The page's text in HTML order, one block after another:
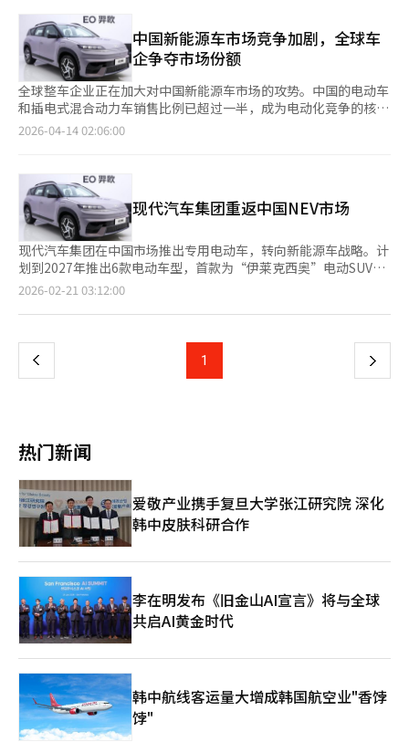
FAW相关负责人还介绍了未来汽车项目规划及采购政策。FAW方面
表示，韩中两国汽车产业虽然存在竞争关系，但同时也具有较强互
补性。在中国电动汽车产业加速转型背景下，双方企业应积极探索
合作共赢机会。 KOTRA中国地区本部长黄在元表示，虽然中国本
土汽车供应链体系已相当成熟，但在电动汽车转型过程中，汽车电
子、软件及轻量化材料等领域仍存在大量市场机会。KOTRA未来
将继续协助韩国未来汽车零部件企业扩大对华出口。
结构，展示软件如何完美控制硬件，强调汽车是“行驶的AI”。吉
利汽车集团的高端品牌极氪推出了最高功率1380马力的高端
SUV“8X”，小鹏则展示了应用Level 4自动驾驶技术的“GX”。
蔚来展示了整合了蔚来、Onbo、Firefly三个品牌的新车型，并推
出了搭载自研智能驾驶芯片的新款蔚来ES9、ET9等车型。传统强
者也在加速转型。梅赛德斯-奔驰展示了从马车到迈巴赫最新电动
车的品牌传承，并与中国华为合作的成果。宝马和奥迪也将与中国
Momenta、华为合作的自动驾驶技术应用于新车，赢得了掌声。
第一的电池企业CATL推出了6分27秒内充电至98%的第三代“神
行”电池，突破了充电速度的极限。比亚迪也展示了在零下30度以
下极端环境中，从电池10%充电至70%仅需5分钟的技术。业内人
士表示，“随着电动车市场进入成熟期，只有具备软件定义汽车
（SDV）技术的企业才能生存。”
术。何小鹏表示：“自动驾驶不再是‘早期采用者’的专属，我们
正在深入家庭日常生活。”当何小鹏展示GX的第二代VLA技术视频
时，现场响起了惊叹声。视频中，车辆在拥挤的夜市和狭窄的巷道
中识别并避让障碍物，甚至在小猫突然出现时灵活避让。何小鹏强
调：“高端自动驾驶技术已成为购买的必备因素，尤其是为60岁以
上母亲提供安全保障。”他还透露，5月将发布第二代VLA的升级
版，开启“普及化自动驾驶”时代。在5月3日结束的“2026北京
车展”上，中国汽车品牌通过AI技术展示了大量新能车，以应对国
驰、宝马、大众等全球车企及比亚迪、吉利、奇瑞、小米、小鹏、
蔚来等100多家本土企业参展。理想汽车的代表表示：“政府的
NEV战略从量的扩张转向质的提升，推动本土企业加速技术竞争。
AI结合车辆后，自动驾驶、信息娱乐功能及充电系统大幅改善，续
航里程已达1500公里，未来将达2500公里。”根据中国汽车工业
协会数据，今年一季度中国汽车销量为630万辆，同比下降6%。
尽管出口增长50%，但内销下降16%，因去年底NEV税收优惠结
束。中国品牌正从内销低价电动车市场转向出口为主的NEV市场，
积极进军韩国市场。吉利汽车集团在车展上展示了“体化智能”概
智能城市、甲醇生态系统战略等。最受关注的是中国首款专用机器
人出租车原型“EVA Cap”。该车采用量子级AI架构，是首款准备
量产的L4级机器人出租车，经过杭州、苏州等地一年的试运营，将
8X通过900V高压系统和三电机驱动系统实现了瞬时最大功率
SUV”。领克计划5月推出的电动跑车10+和10也采用900V高压
95kWh电池，实现每秒2公里的超高速充电。吉利汽车集团代表表
示：“通过此次展示的AI生态技术，吉利将从汽车制造商转型为全
球智能移动企业。”比亚迪通过旗下品牌腾势、仰望、方程豹等展
的冰箱中展示了腾势“Z9 GT”和方程豹的“泰3”，让观众体验
到完全充电所需时间，强调其高规格和自动驾驶功能的同时，能源
效率也达到行业最高水平。即使在零下35度，车辆结冰状态下，比
亚迪第二代刀片电池从10%充至70%不到5分钟。在中国车企崛起
的背景下，现代汽车推出电动车“IONIQ V”应对市场挑战。
IONIQ V是现代IONIQ品牌首款中国战略车型，基于此前发布的概
念车“Venus”。现代计划明年上半年推出SUV车型，并在2030年
前推出20款新车。现代汽车集团副会长张在勋在展台接受记者采访
时表示：“我们将在中国学习成长，尽管市场困难，但将再次崛起
并取得成功。”
中国新能源车市场竞争加剧，全球车
企争夺市场份额
全球整车企业正在加大对中国新能源车市场的攻势。中国的电动车
和插电式混合动力车销售比例已超过一半，成为电动化竞争的核心
市场。随着补贴政策、内需和充电基础设施的扩展，市场持续增
车（BEV）、插电式混合动力车（PHEV）和氢燃料电池车
（FCEV）。中国政府顾问预计，到2030年，新能源车普及率将超
过70%。前工业和信息化部副部长苏波在北京的智能电动车发展论
坛上表示了这一观点。中国市场的竞争结构正在围绕价格、电池、
软件和开发速度重新调整。电池成本降低、超高速充电、车载软件
和新车开发周期缩短成为产品竞争力的关键因素。去年，中国新能
源车市场份额中，比亚迪以约27%位居第一，吉利汽车以12%位
居第二，上汽集团以约7%位居第三。前三名均为中国企业，显示
出本土品牌主导的趋势。大众集团积极进军中国市场，计划到
与中国电动车企业小鹏扩大合作，通过本地专用平台将车辆开发时
间缩短约30%，成本降低最多40%。未来两年内，将在中国市场
月中国销量为56107辆，同比下降24%，反映出与本土企业竞争加
阳工厂为中心扩大电动车生产能力，并计划推出适合中国市场的下
一代电动车平台“Neue Klasse”。尽管去年在华销量下降约
12%，但通过电动车为中心的产品组合转型保持竞争力，试图在价
格竞争激烈的环境中通过品牌价值和技术力实现差异化。现代汽车
集团基于结构转型推进再入战略。现代汽车计划未来五年在中国和
印度推出共46款新车，其中20款将在中国市场推出。目标到2030
年在中印两国合计销售127.65万辆，其中中国市场销售44.4万辆。
去年中国销量约为13万辆，需要扩大三倍以上。中国新能源车市场
具有增长性，同时也有较高的进入壁垒。价格竞争加剧和本土品牌
主导的结构使得外国整车企业扩大市场份额的空间有限。特别是中
国企业基于快速决策和短期开发周期连续推出新车，与外国企业相
比在响应速度上也存在差距。业内人士表示：“中国市场本土品牌
份额已接近70%，外国整车企业难以像过去那样快速扩大份额。价
格竞争力、当地化水平和软件响应力兼备的部分企业可能会有限度
地重新分配市场份额。”
2026-04-14 02:06:00
现代汽车集团重返中国NEV市场
现代汽车集团在中国市场推出专用电动车，转向新能源车战略。计
划到2027年推出6款电动车型，首款为“伊莱克西奥”电动SUV。
在中国市场，价格、配置和软件成为竞争焦点。现代汽车希望通过
与北京汽车合资成立北京现代，曾在2016年前后年销量达到100万
业务重组。随着电动车、插电混动和混动车成为主流，传统内燃机
品牌竞争力减弱。梅赛德斯-奔驰去年销售额下降9.2%，营业利润
司。现代汽车去年通过北京现代推出“伊莱克西奥”，这款车专为
中国市场设计，续航722公里，快速充电27分钟。现代计划到2027
年在中国推出6款电动车型，涵盖轿车和SUV，目标是到2030年扩
大新能源车阵容。业内人士表示，中国市场电动车成败取决于价格
和配置，而非品牌知名度。现代的NEV战略关键在于多款车型的成
功推出及其供应链的成本效益。※ 本报道经人工智能（AI）系统翻
译与编辑。
2026-02-21 03:12:00
上
页
1 下
热门新闻
爱敬产业携手复旦大学张江研究院 深化
韩中皮肤科研合作
李在明发布《旧金山AI宣言》将与全球
共启AI黄金时代
韩中航线客运量大增成韩国航空业"香饽
饽"